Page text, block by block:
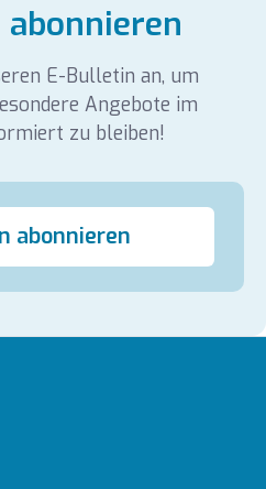
E-Bulletin an, um
Angebote im
zu bleiben!
abonnieren